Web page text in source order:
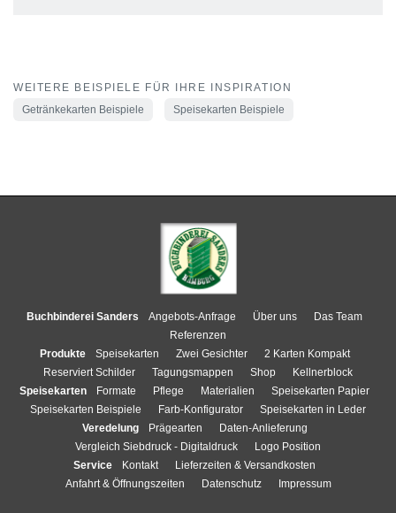
WEITERE BEISPIELE FÜR IHRE INSPIRATION
Getränkekarten Beispiele
Speisekarten Beispiele
Buchbinderei Sanders Angebots-Anfrage Über uns
Das Team
Referenzen
Produkte
Speisekarten Zwei Gesichter
2 Karten Kompakt
Reserviert Schilder
Tagungsmappen Shop
Kellnerblock
Speisekarten
Formate Pflege Materialien
Speisekarten Papier
Speisekarten Beispiele
Farb-Konfigurator
Speisekarten in Leder
Veredelung
Prägearten
Daten-Anlieferung
Vergleich Siebdruck - Digitaldruck
Logo Position
Service
Kontakt
Lieferzeiten & Versandkosten
Anfahrt & Öffnungszeiten
Datenschutz Impressum